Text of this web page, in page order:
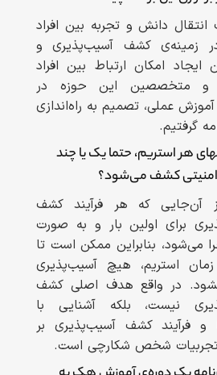
دانش و تجربه بین افراد
زمینه‌ی کشف آسیب‌پذیری و
ایجاد امکان ارتباط بین افراد
و متخصصین این حوزه در
عملی، تصمیم به راه‌اندازی
گرفتیم.
هر استریم، حتما یک یا چند
کشف می‌شود؟
آن‌جایی که هر فرآیند کشف
برای اولین بار و به صورت
می‌شود، بنابراین ممکن است تا
زمان استریم، هیچ آسیب‌پذیری
در واقع هدف اصلی کشف
نیست، بلکه آشنایی با
فرآیند کشف آسیب‌پذیری بر
شخص شکارچی است.